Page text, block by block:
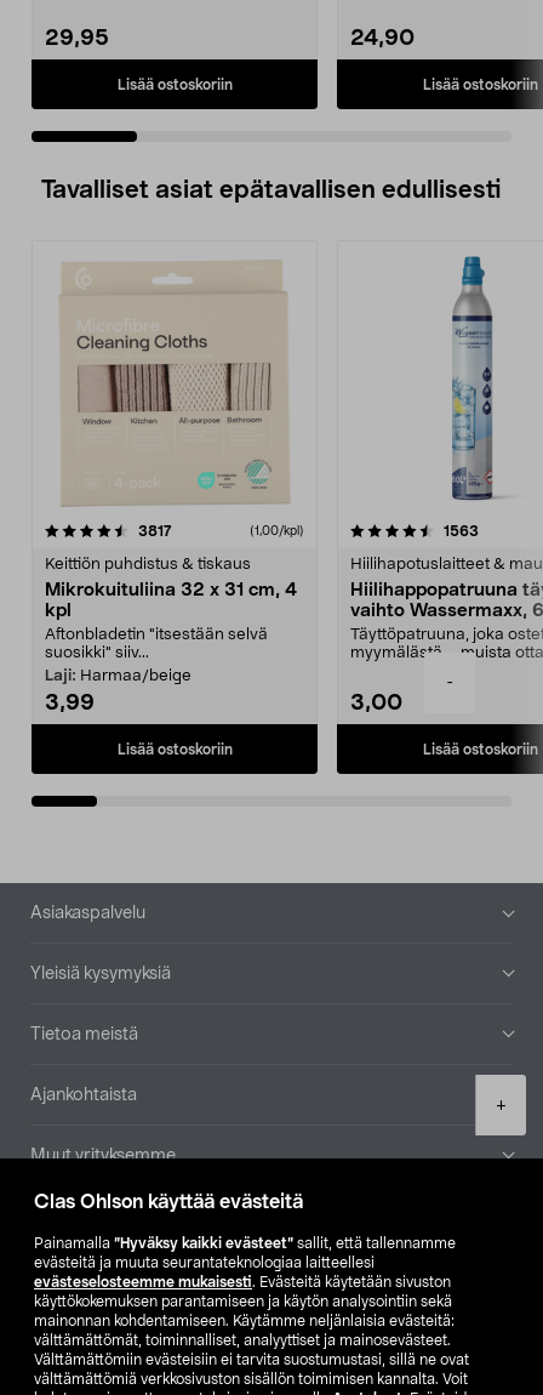
Clas Ohlson käyttää evästeitä
Painamalla ”Hyväksy kaikki evästeet” sallit, että tallennamme
evästeitä ja muuta seurantateknologiaa laitteellesi
evästeselosteemme mukaisesti. Evästeitä käytetään sivuston
käyttökokemuksen parantamiseen ja käytön analysointiin sekä
mainonnan kohdentamiseen. Käytämme neljänlaisia evästeitä:
välttämättömät, toiminnalliset, analyyttiset ja mainosevästeet.
Välttämättömiin evästeisiin ei tarvita suostumustasi, sillä ne ovat
välttämättömiä verkkosivuston sisällön toimimisen kannalta. Voit
-
+
29,95
Lisää ostoskoriin
24,90
Lisää ostoskoriin
Tavalliset asiat epätavallisen edullisesti
3817arvostelut (1,00/kpl)
Keittiön puhdistus & tiskaus
Mikrokuituliina 32 x 31 cm, 4
kpl
Aftonbladetin "itsestään selvä
suosikki" siiv...
Laji: Harmaa/beige
3,99
Lisää ostoskoriin
4.5viidestä
1563
Hiilihapotuslaitteet &
Hiilihappopatruuna
vaihto Wassermaxx,
Täyttöpatruuna, joka
myymälästä – muista
3,00
Lisää ostoskoriin
4.5viidestä
Alatunniste
Asiakaspalvelu
Yleisiä kysymyksiä
Tietoa meistä
Ajankohtaista
Muut yrityksemme
Etsi myymälä
SE NO FI
FI SV